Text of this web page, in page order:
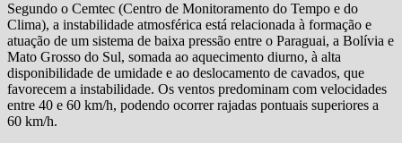
Segundo o Cemtec (Centro de Monitoramento do Tempo e do
Clima), a instabilidade atmosférica está relacionada à formação e
atuação de um sistema de baixa pressão entre o Paraguai, a Bolívia e
Mato Grosso do Sul, somada ao aquecimento diurno, à alta
disponibilidade de umidade e ao deslocamento de cavados, que
favorecem a instabilidade. Os ventos predominam com velocidades
entre 40 e 60 km/h, podendo ocorrer rajadas pontuais superiores a
60 km/h.